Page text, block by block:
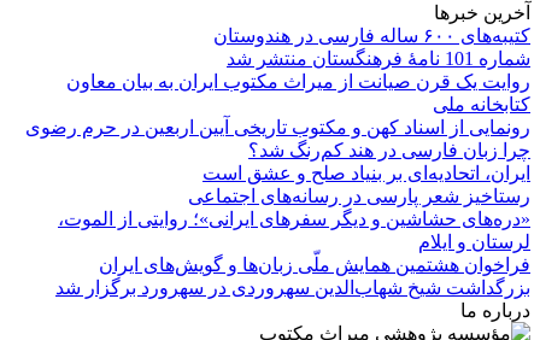
آخرین خبرها
کتیبه‌های ۶۰۰ ساله فارسی در هندوستان
شماره 101 نامۀ فرهنگستان منتشر شد
روایت یک قرن صیانت از میراث مکتوب ایران به بیان معاون
کتابخانه ملی
رونمایی از اسناد کهن و مکتوب تاریخی آیین اربعین در حرم رضوی
چرا زبان فارسی در هند کم‌رنگ شد؟
ایران، اتحادیه‌ای بر بنیاد صلح و عشق است
رستاخیز شعر پارسی در رسانه‌های اجتماعی
«دره‌های حشاشین و دیگر سفرهای ایرانی»؛ روایتی از الموت،
لرستان و ایلام
فراخوان هشتمین همایش ملّی زبان‌ها و گویش‌های ایران
بزرگداشت شیخ شهاب‌الدین سهروردی در سهرورد برگزار شد
درباره ما